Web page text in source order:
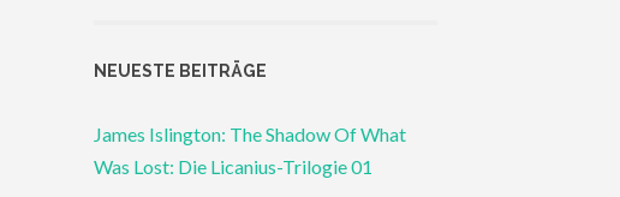
NEUESTE BEITRÄGE
James Islington: The Shadow Of What
Was Lost: Die Licanius-Trilogie 01